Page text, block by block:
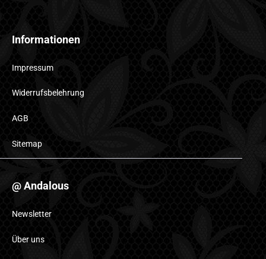
Informationen
Impressum
Widerrufsbelehrung
AGB
Sitemap
@ Andalous
Newsletter
Über uns